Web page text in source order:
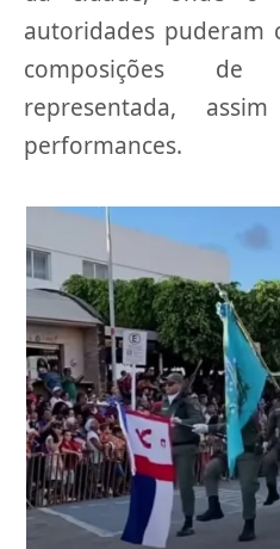
autoridades puderam
composições de
representada,
performances.